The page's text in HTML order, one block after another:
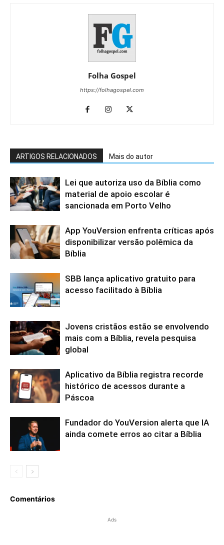
Folha Gospel
https://folhagospel.com
ARTIGOS RELACIONADOS Mais do autor
Lei que autoriza uso da Bíblia como
material de apoio escolar é
sancionada em Porto Velho
App YouVersion enfrenta críticas após
disponibilizar versão polêmica da
Bíblia
SBB lança aplicativo gratuito para
acesso facilitado à Bíblia
Jovens cristãos estão se envolvendo
mais com a Bíblia, revela pesquisa
global
Aplicativo da Bíblia registra recorde
histórico de acessos durante a
Páscoa
Fundador do YouVersion alerta que IA
ainda comete erros ao citar a Bíblia
Comentários
Ads